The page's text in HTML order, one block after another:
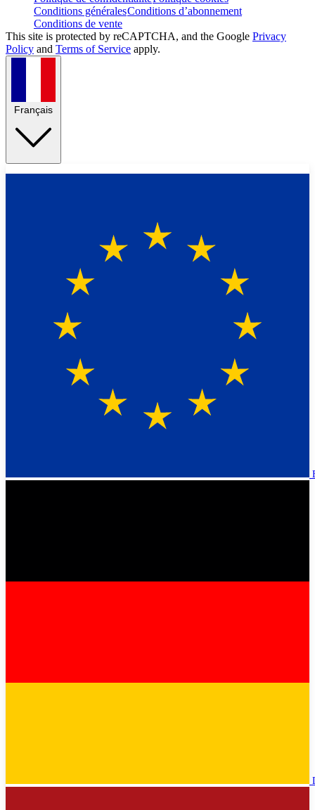
Conditions généralesConditions d’abonnement
Conditions de vente
This site is protected by reCAPTCHA, and the Google Privacy
Policy and Terms of Service apply.
Français